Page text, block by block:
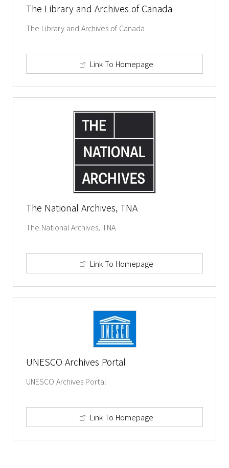
The Library and Archives of Canada
The Library and Archives of Canada
Link To Homepage
The National Archives, TNA
The National Archives, TNA
Link To Homepage
UNESCO Archives Portal
UNESCO Archives Portal
Link To Homepage